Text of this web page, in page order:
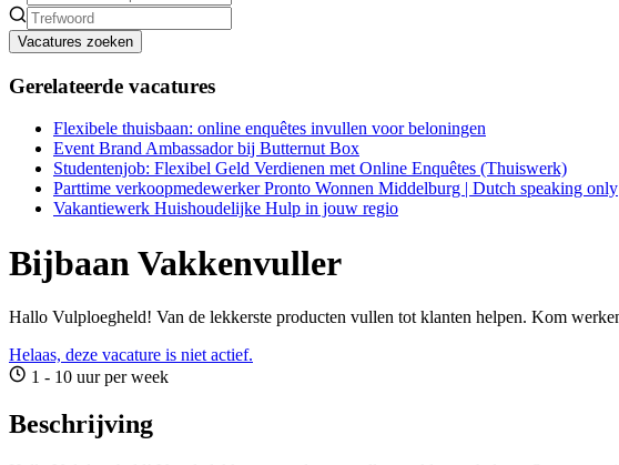
Vacatures zoeken
Gerelateerde vacatures
Flexibele thuisbaan: online enquêtes invullen voor beloningen
Event Brand Ambassador bij Butternut Box
Studentenjob: Flexibel Geld Verdienen met Online Enquêtes (Thuiswerk)
Parttime verkoopmedewerker Pronto Wonnen Middelburg | Dutch speaking only
Vakantiewerk Huishoudelijke Hulp in jouw regio
Bijbaan Vakkenvuller
Hallo Vulploegheld! Van de lekkerste producten vullen tot klanten helpen. Kom
Helaas, deze vacature is niet actief.
1 - 10 uur per week
Beschrijving